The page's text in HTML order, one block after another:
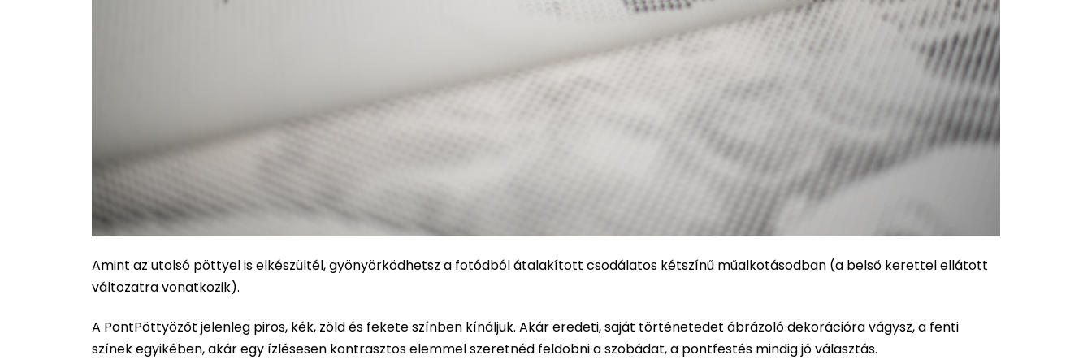
Amint az utolsó pöttyel is elkészültél, gyönyörködhetsz a fotódból átalakított csodálatos kétszínű műalkotásodban (a belső kerettel ellátott
változatra vonatkozik).
A PontPöttyözőt jelenleg piros, kék, zöld és fekete színben kínáljuk. Akár eredeti, saját történetedet ábrázoló dekorációra vágysz, a fenti
színek egyikében, akár egy ízlésesen kontrasztos elemmel szeretnéd feldobni a szobádat, a pontfestés mindig jó választás.